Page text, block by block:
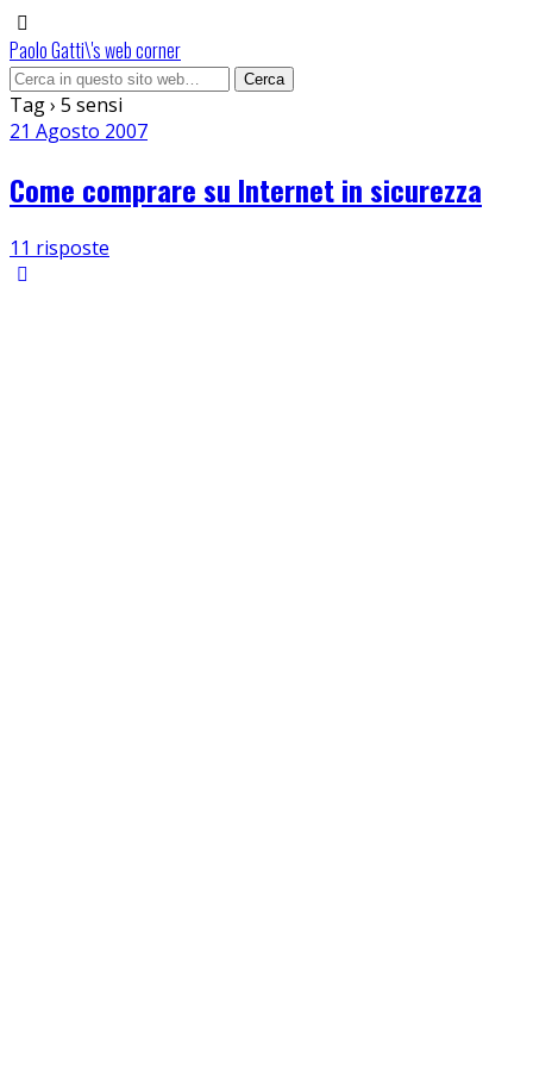
Paolo Gatti\'s web corner
Tag › 5 sensi
21 Agosto 2007
Come comprare su Internet in sicurezza
11 risposte